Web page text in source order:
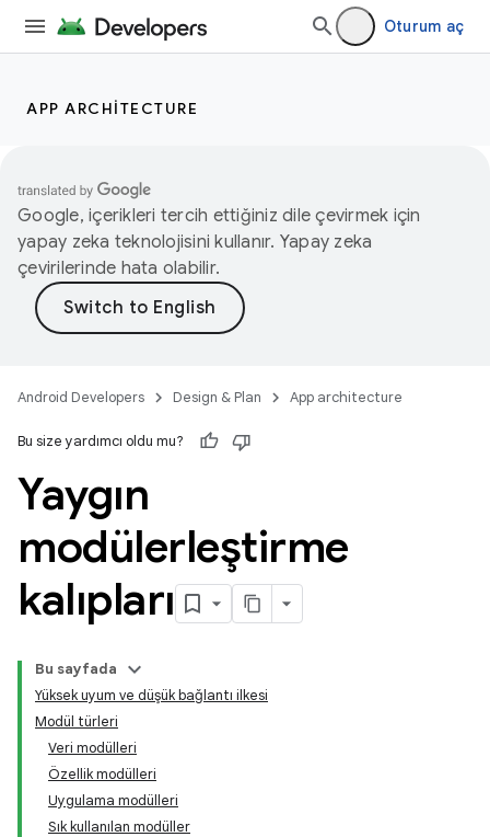
Oturum aç
APP ARCHITECTURE
Google, içerikleri tercih ettiğiniz dile çevirmek için
yapay zeka teknolojisini kullanır. Yapay zeka
çevirilerinde hata olabilir.
Android Developers Design & Plan App architecture
Bu size yardımcı oldu mu?
Yaygın
modülerleştirme
kalıpları
Bu sayfada
Yüksek uyum ve düşük bağlantı ilkesi
Modül türleri
Veri modülleri
Özellik modülleri
Uygulama modülleri
Sık kullanılan modüller